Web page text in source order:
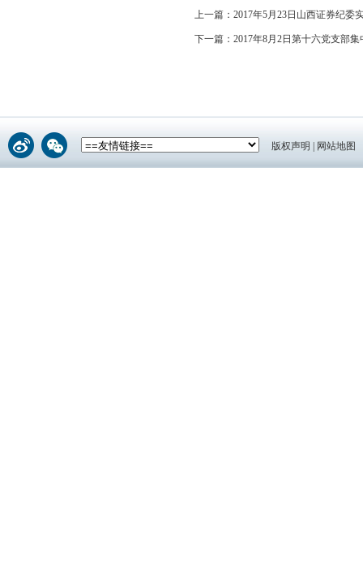
上一篇： 2017年5月23日山西证券纪委
下一篇： 2017年8月2日第十六党支部集
版权声明 网站地图